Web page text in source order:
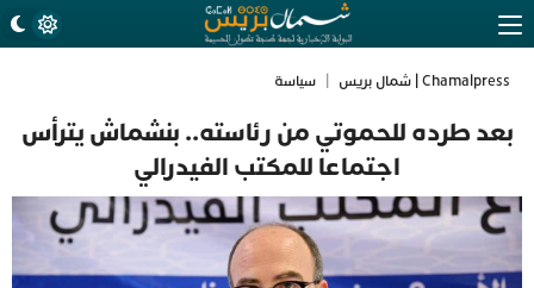
Chamalpress | شمال بريس سياسة
بعد طرده للحموتي من رئاسته.. بنشماش يترأس
اجتماعا للمكتب الفيدرالي